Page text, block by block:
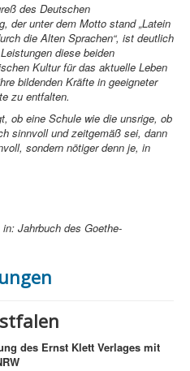
des Deutschen
der unter dem Motto stand „Latein
die Alten Sprachen“, ist deutlich
diese beiden
Kultur für das aktuelle Leben
bildenden Kräfte in geeigneter
zu entfalten.
ob eine Schule wie die unsrige, ob
sinnvoll und zeitgemäß sei, dann
sondern nötiger denn je, in
Jahrbuch des Goethe-
des Ernst Klett Verlages mit